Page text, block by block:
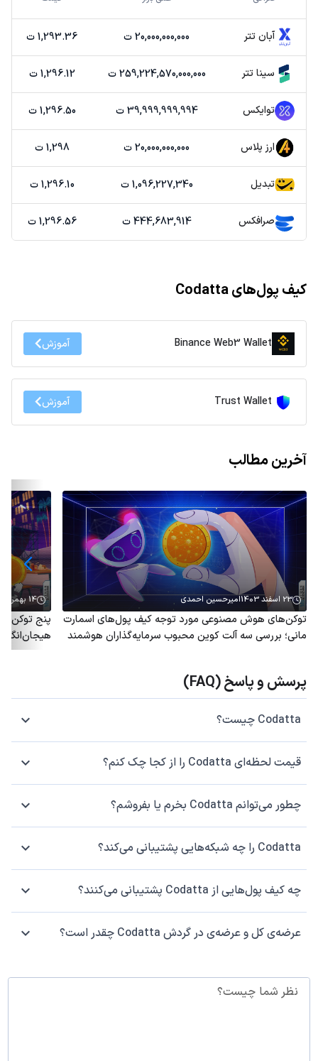
آبان تتر 20,000,000,000 ت 1,293.36 ت
سینا تتر 259,224,570,000,000 ت 1,296.12 ت
توایکس 39,999,999,994 ت 1,296.50 ت
ارز پلاس 20,000,000,000 ت 1,298 ت
تبدیل 1,096,227,340 ت 1,296.10 ت
صرافکس 444,683,914 ت 1,296.56 ت
کیف پول‌های Codatta
Binance Web3 Wallet آموزش
Trust Wallet آموزش
آخرین مطالب
23 اسفند 1403 امیرحسین احمدی
توکن‌های هوش مصنوعی مورد توجه کیف پول‌های اسمارت
مانی؛ بررسی سه آلت کوین محبوب سرمایه‌گذاران هوشمند
14 بهمن 1403
پنج توکن
پرسش و پاسخ (FAQ)
Codatta چیست؟
قیمت لحظه‌ای Codatta را از کجا چک کنم؟
چطور می‌توانم Codatta بخرم یا بفروشم؟
Codatta را چه شبکه‌هایی پشتیبانی می‌کند؟
چه کیف پول‌هایی از Codatta پشتیبانی می‌کنند؟
عرضه‌ی کل و عرضه‌ی در گردش Codatta چقدر است؟
نظر شما چیست؟